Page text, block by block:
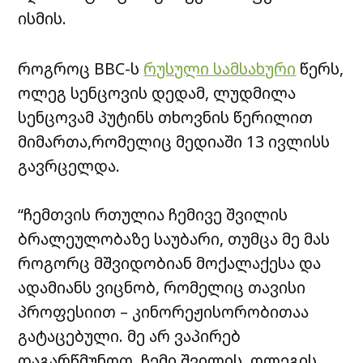
ისმის.
როგროც BBC-ს რუსული სამსახური წერს,
ოლეგ სენცოვის დედამ, ლუდმილა
სენცოვამ პუტინს თხოვნის წერილით
მიმართა,რომელიც მედიაში 13 ივლისს
გავრცელდა.
“ჩემთვის რთულია ჩემივე შვილის
ბრალეულობაზე საუბარი, თუმცა მე მას
როგორც მშვიდობიან მოქალაქესა და
ადამიანს ვიცნობ, რომელიც თავისი
პროფესიით – კინორეჟისორობითაა
გატაცებული. მე არ ვაპირებ